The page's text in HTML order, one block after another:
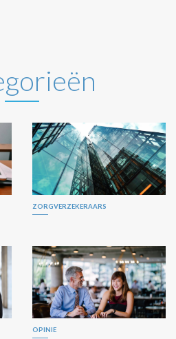
ZORGVERZEKERAARS
OPINIE